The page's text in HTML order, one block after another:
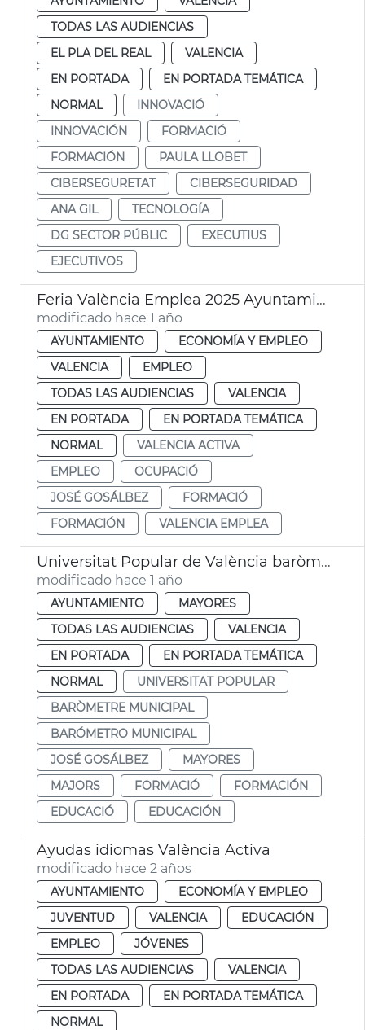
TODAS LAS AUDIENCIAS
EL PLA DEL REAL
VALENCIA
EN PORTADA
EN PORTADA TEMÁTICA
NORMAL
INNOVACIÓ
INNOVACIÓN
FORMACIÓ
FORMACIÓN
PAULA LLOBET
CIBERSEGURETAT
CIBERSEGURIDAD
ANA GIL
TECNOLOGÍA
DG SECTOR PÚBLIC
EXECUTIUS
EJECUTIVOS
Feria València Emplea 2025 Ayuntamiento
modificado hace 1 año
AYUNTAMIENTO
ECONOMÍA Y EMPLEO
VALENCIA
EMPLEO
TODAS LAS AUDIENCIAS
VALENCIA
EN PORTADA
EN PORTADA TEMÁTICA
NORMAL
VALENCIA ACTIVA
EMPLEO
OCUPACIÓ
JOSÉ GOSÁLBEZ
FORMACIÓ
FORMACIÓN
VALENCIA EMPLEA
Universitat Popular de València baròmetre municipal
modificado hace 1 año
AYUNTAMIENTO
MAYORES
TODAS LAS AUDIENCIAS
VALENCIA
EN PORTADA
EN PORTADA TEMÁTICA
NORMAL
UNIVERSITAT POPULAR
BARÒMETRE MUNICIPAL
BARÓMETRO MUNICIPAL
JOSÉ GOSÁLBEZ
MAYORES
MAJORS
FORMACIÓ
FORMACIÓN
EDUCACIÓ
EDUCACIÓN
Ayudas idiomas València Activa
modificado hace 2 años
AYUNTAMIENTO
ECONOMÍA Y EMPLEO
JUVENTUD
VALENCIA
EDUCACIÓN
EMPLEO
JÓVENES
TODAS LAS AUDIENCIAS
VALENCIA
EN PORTADA
EN PORTADA TEMÁTICA
NORMAL